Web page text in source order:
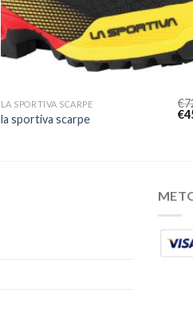
LA SPORTIVA SCARPE
la sportiva scarpe
€
€